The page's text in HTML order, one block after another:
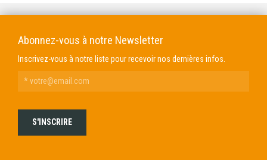
Abonnez-vous à notre Newsletter
Inscrivez-vous à notre liste pour recevoir nos dernières infos.